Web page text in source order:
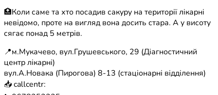
🏥Коли саме та хто посадив сакуру на території лікарні
невідомо, проте на вигляд вона досить стара. А у висоту
сягає понад 5 метрів.
📍м.Мукачево, вул.Грушевського, 29 (Діагностичний
центр лікарні)
вул.А.Новака (Пирогова) 8-13 (стаціонарні відділення)
📥 callcentr: